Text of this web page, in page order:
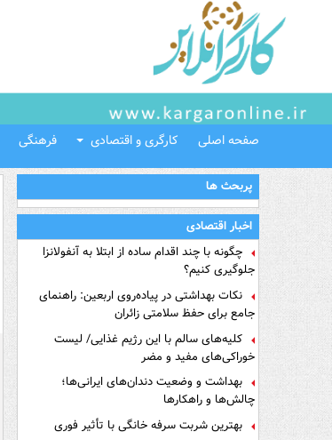
صفحه اصلی کارگری و اقتصادی فرهنگی
پربحث ها
اخبار اقتصادی
چگونه با چند اقدام ساده از ابتلا به آنفولانزا
جلوگیری کنیم؟
نکات بهداشتی در پیاده‌روی اربعین: راهنمای
جامع برای حفظ سلامتی زائران
کلیه‌های سالم با این رژیم غذایی/ لیست
خوراکی‌های مفید و مضر
بهداشت و وضعیت دندان‌های ایرانی‌ها؛
چالش‌ها و راهکارها
بهترین شربت سرفه خانگی با تأثیر فوری